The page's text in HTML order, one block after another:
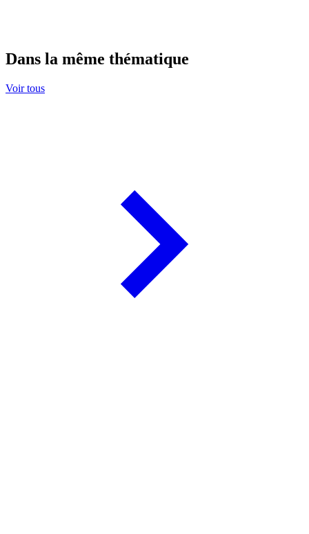
Dans la même thématique
Voir tous